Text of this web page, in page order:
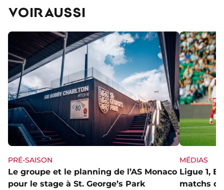
VOIR AUSSI
PRÉ-SAISON
Le groupe et le planning de l’AS Monaco
pour le stage à St. George’s Park
MÉDIAS
Ligue 1,
matchs